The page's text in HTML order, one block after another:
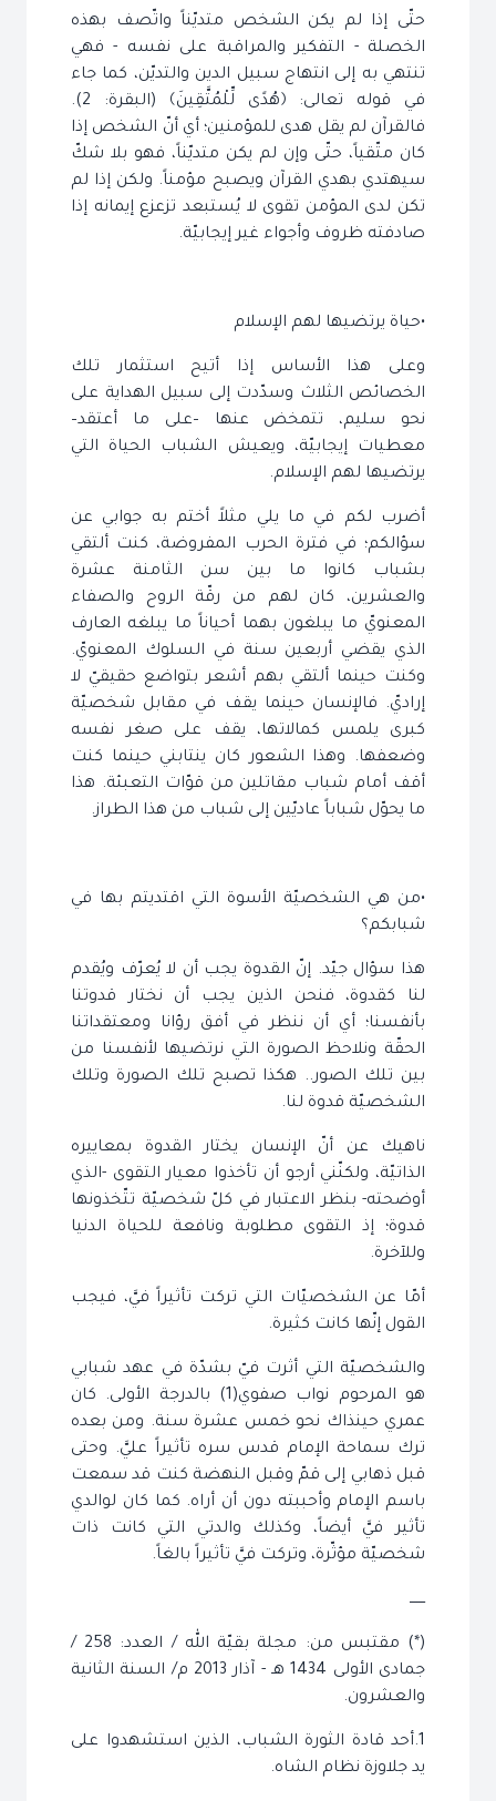
حتّى إذا لم يكن الشخص متديّناً واتّصف بهذه
الخصلة - التفكير والمراقبة على نفسه - فهي
تنتهي به إلى انتهاج سبيل الدين والتديّن، كما جاء
في قوله تعالى: ﴿هُدًى لِّلْمُتَّقِينَ﴾ (البقرة: 2).
فالقرآن لم يقل هدى للمؤمنين؛ أي أنّ الشخص إذا
كان متّقياً، حتّى وإن لم يكن متديّناً، فهو بلا شكّ
سيهتدي بهدي القرآن ويصبح مؤمناً. ولكن إذا لم
تكن لدى المؤمن تقوى لا يُستبعد تزعزع إيمانه إذا
صادفته ظروف وأجواء غير إيجابيّة.
•حياة يرتضيها لهم الإسلام
وعلى هذا الأساس إذا أتيح استثمار تلك
الخصائص الثلاث وسدّدت إلى سبيل الهداية على
نحو سليم، تتمخض عنها –على ما أعتقد–
معطيات إيجابيّة، ويعيش الشباب الحياة التي
يرتضيها لهم الإسلام.
أضرب لكم في ما يلي مثلاً أختم به جوابي عن
سؤالكم؛ في فترة الحرب المفروضة، كنت ألتقي
بشباب كانوا ما بين سن الثامنة عشرة
والعشرين، كان لهم من رقّة الروح والصفاء
المعنويّ ما يبلغون بهما أحياناً ما يبلغه العارف
الذي يقضي أربعين سنة في السلوك المعنويّ.
وكنت حينما ألتقي بهم أشعر بتواضع حقيقيّ لا
إراديّ. فالإنسان حينما يقف في مقابل شخصيّة
كبرى يلمس كمالاتها، يقف على صغر نفسه
وضعفها. وهذا الشعور كان ينتابني حينما كنت
أقف أمام شباب مقاتلين من قوّات التعبئة. هذا
ما يحوّل شباباً عاديّين إلى شباب من هذا الطراز.
•من هي الشخصيّة الأسوة التي اقتديتم بها في
شبابكم؟
هذا سؤال جيّد. إنّ القدوة يجب أن لا يُعرّف ويُقدم
لنا كقدوة، فنحن الذين يجب أن نختار قدوتنا
بأنفسنا؛ أي أن ننظر في أفق رؤانا ومعتقداتنا
الحقّة ونلاحظ الصورة التي نرتضيها لأنفسنا من
بين تلك الصور.. هكذا تصبح تلك الصورة وتلك
الشخصيّة قدوة لنا.
ناهيك عن أنّ الإنسان يختار القدوة بمعاييره
الذاتيّة، ولكنّني أرجو أن تأخذوا معيار التقوى -الذي
أوضحته- بنظر الاعتبار في كلّ شخصيّة تتّخذونها
قدوة؛ إذ التقوى مطلوبة ونافعة للحياة الدنيا
وللآخرة.
أمّا عن الشخصيّات التي تركت تأثيراً فيَّ، فيجب
القول إنّها كانت كثيرة.
والشخصيّة التي أثرت فيّ بشدّة في عهد شبابي
هو المرحوم نواب صفوي(1) بالدرجة الأولى. كان
عمري حينذاك نحو خمس عشرة سنة. ومن بعده
ترك سماحة الإمام قدس سره تأثيراً عليَّ. وحتى
قبل ذهابي إلى قمّ وقبل النهضة كنت قد سمعت
باسم الإمام وأحببته دون أن أراه. كما كان لوالدي
تأثير فيَّ أيضاً، وكذلك والدتي التي كانت ذات
شخصيّة مؤثّرة، وتركت فيَّ تأثيراً بالغاً.
ـــــــ
(*) مقتبس من: مجلة بقيّة الله / العدد: 258 /
جمادى الأولى 1434 هـ - آذار 2013 م/ السنة الثانية
والعشرون.
1.أحد قادة الثورة الشباب، الذين استشهدوا على
يد جلاوزة نظام الشاه.